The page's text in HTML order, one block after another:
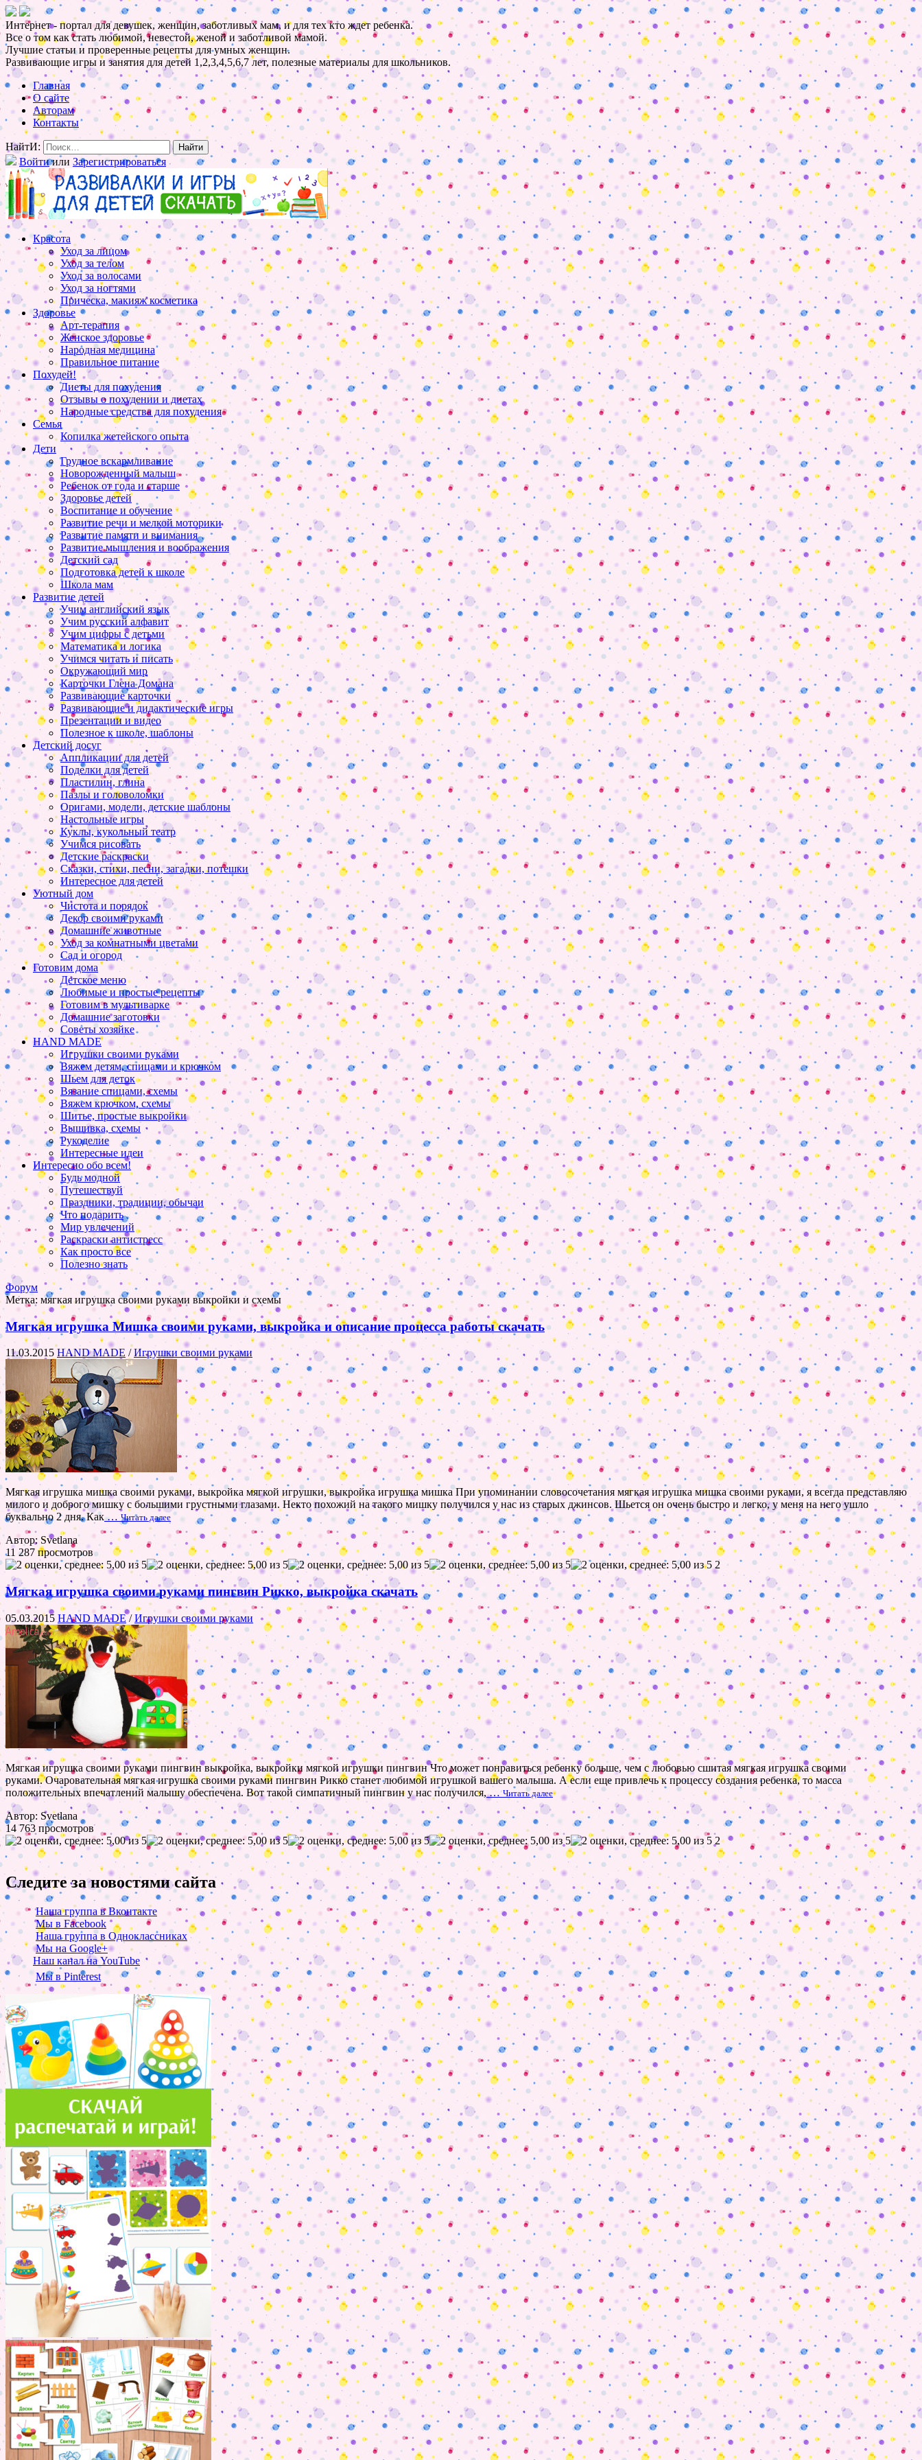
Интернет - портал для девушек, женщин, заботливых мам, и для тех кто ждет ребенка.
Все о том как стать любимой, невестой, женой и заботливой мамой.
Лучшие статьи и проверенные рецепты для умных женщин.
Развивающие игры и занятия для детей 1,2,3,4,5,6,7 лет, полезные материалы для школьников.
Главная
О сайте
Авторам
Контакты
НайтИ:
Войтиили Зарегистрироваться
Красота
Уход за лицом
Уход за телом
Уход за волосами
Уход за ногтями
Прическа, макияж косметика
Здоровье
Арт-терапия
Женское здоровье
Народная медицина
Правильное питание
Похудей!
Диеты для похудения
Отзывы о похудении и диетах
Народные средства для похудения
Семья
Копилка жетейского опыта
Дети
Грудное вскармливание
Новорожденный малыш
Ребенок от года и старше
Здоровье детей
Воспитание и обучение
Развитие речи и мелкой моторики
Развитие памяти и внимания
Развитие мышления и воображения
Детский сад
Подготовка детей к школе
Школа мам
Развитие детей
Учим английский язык
Учим русский алфавит
Учим цифры с детьми
Математика и логика
Учимся читать и писать
Окружающий мир
Карточки Глена Домана
Развивающие карточки
Развивающие и дидактические игры
Презентации и видео
Полезное к школе, шаблоны
Детский досуг
Аппликации для детей
Поделки для детей
Пластилин, глина
Пазлы и головоломки
Оригами, модели, детские шаблоны
Настольные игры
Куклы, кукольный театр
Учимся рисовать
Детские раскраски
Сказки, стихи, песни, загадки, потешки
Интересное для детей
Уютный дом
Чистота и порядок
Декор своими руками
Домашние животные
Уход за комнатными цветами
Сад и огород
Готовим дома
Детское меню
Любимые и простые рецепты
Готовим в мультиварке
Домашние заготовки
Советы хозяйке
HAND MADE
Игрушки своими руками
Вяжем детям, спицами и крючком
Шьем для деток
Вязание спицами, схемы
Вяжем крючком, схемы
Шитье, простые выкройки
Вышивка, схемы
Рукоделие
Интересные идеи
Интересно обо всем!
Будь модной
Путешествуй
Праздники, традиции, обычаи
Что подарить
Мир увлечений
Раскраски антистресс
Как просто все
Полезно знать
Форум
Метка: мягкая игрушка своими руками выкройки и схемы
Мягкая игрушка Мишка своими руками, выкройка и описание процесса работы скачать
11.03.2015 HAND MADE /Игрушки своими руками
Мягкая игрушка мишка своими руками, выкройка мягкой игрушки, выкройка игрушка мишка При упоминании словосочетания мягкая игрушка мишка своими руками, я всегда представляю
милого и доброго мишку с большими грустными глазами. Некто похожий на такого мишку получился у нас из старых джинсов. Шьется он очень быстро и легко, у меня на него ушло
буквально 2 дня. Как… Читать далее
Автор: Svetlana
11 287 просмотров
2
Мягкая игрушка своими руками пингвин Рикко, выкройка скачать
05.03.2015 HAND MADE/Игрушки своими руками
Мягкая игрушка своими руками пингвин выкройка, выкройки мягкой игрушки пингвин Что может понравиться ребенку больше, чем с любовью сшитая мягкая игрушка своими
руками. Очаровательная мягкая игрушка своими руками пингвин Рикко станет любимой игрушкой вашего малыша. А если еще привлечь к процессу создания ребенка, то масса
положительных впечатлений малышу обеспечена. Вот такой симпатичный пингвин у нас получился,…Читать далее
Автор: Svetlana
14 763 просмотров
2
Следите за новостями сайта
Наша группа в Вконтакте
Мы в Facebook
Наша группа в Одноклассниках
Мы на Google+
Наш канал на YouTube
Мы в Pinterest